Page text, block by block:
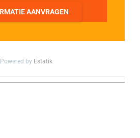
AANVRAGEN
Powered by Estatik